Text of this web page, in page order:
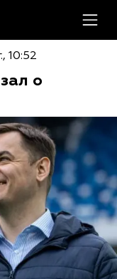
10:52
о